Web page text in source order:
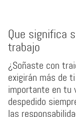
Que significa
trabajo
¿Soñaste con
exigirán más de
importante en tu
despedido
las